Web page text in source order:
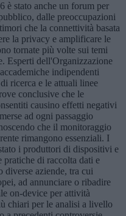
è stato anche un forum per
dalle preoccupazioni
che la connettività basata
la privacy e amplificare le
tornate più volte sui temi
Esperti dell'Organizzazione
indipendenti
ricerca e le attuali linee
conclusive che le
causino effetti negativi
ad ogni passaggio
che il monitoraggio
rimangono essenziali. I
i produttori di dispositivi e
di raccolta dati e
diverse aziende, tra cui
ad annunciare o ribadire
on-device per attività
chiari per le analisi a livello